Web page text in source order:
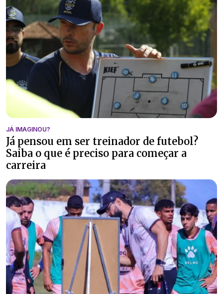
JÁ IMAGINOU?
Já pensou em ser treinador de futebol?
Saiba o que é preciso para começar a
carreira